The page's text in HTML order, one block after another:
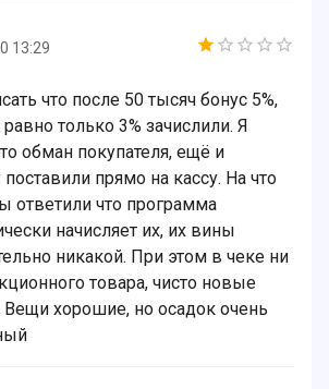
13:29
что после 50 тысяч бонус 5%,
только 3% зачислили. Я
обман покупателя, ещё и
поставили прямо на кассу. На что
ответили что программа
начисляет их, их вины
никакой. При этом в чеке ни
товара, чисто новые
Вещи хорошие, но осадок очень